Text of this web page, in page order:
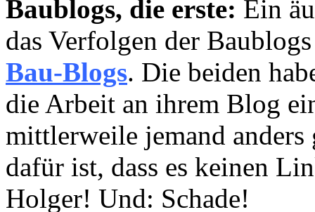
Baublogs, die erste: Ein
das Verfolgen der
Bau-Blogs. Die beiden
die Arbeit an ihrem Blog
mittlerweile jemand anders
dafür ist, dass es keinen
Holger! Und: Schade!